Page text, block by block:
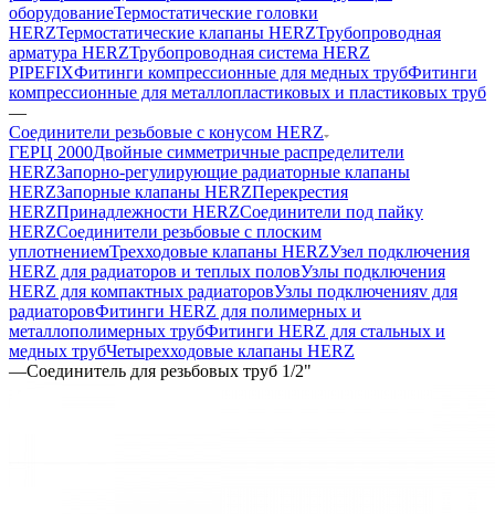
оборудованиеТермостатические головки
HERZТермостатические клапаны HERZТрубопроводная
арматура HERZТрубопроводная система HERZ
PIPEFIXФитинги компрессионные для медных трубФитинги
компрессионные для металлопластиковых и пластиковых труб
—
Соединители резьбовые с конусом HERZ
ГЕРЦ 2000Двойные симметричные распределители
HERZЗапорно-регулирующие радиаторные клапаны
HERZЗапорные клапаны HERZПерекрестия
HERZПринадлежности HERZСоединители под пайку
HERZСоединители резьбовые с плоским
уплотнениемТрехходовые клапаны HERZУзел подключения
HERZ для радиаторов и теплых половУзлы подключения
HERZ для компактных радиаторовУзлы подключенияv для
радиаторовФитинги HERZ для полимерных и
металлополимерных трубФитинги HERZ для стальных и
медных трубЧетырехходовые клапаны HERZ
—Соединитель для резьбовых труб 1/2"